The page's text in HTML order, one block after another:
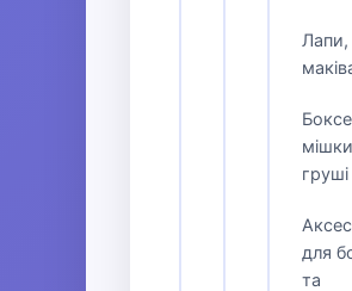
Лапи,
груші
для
та